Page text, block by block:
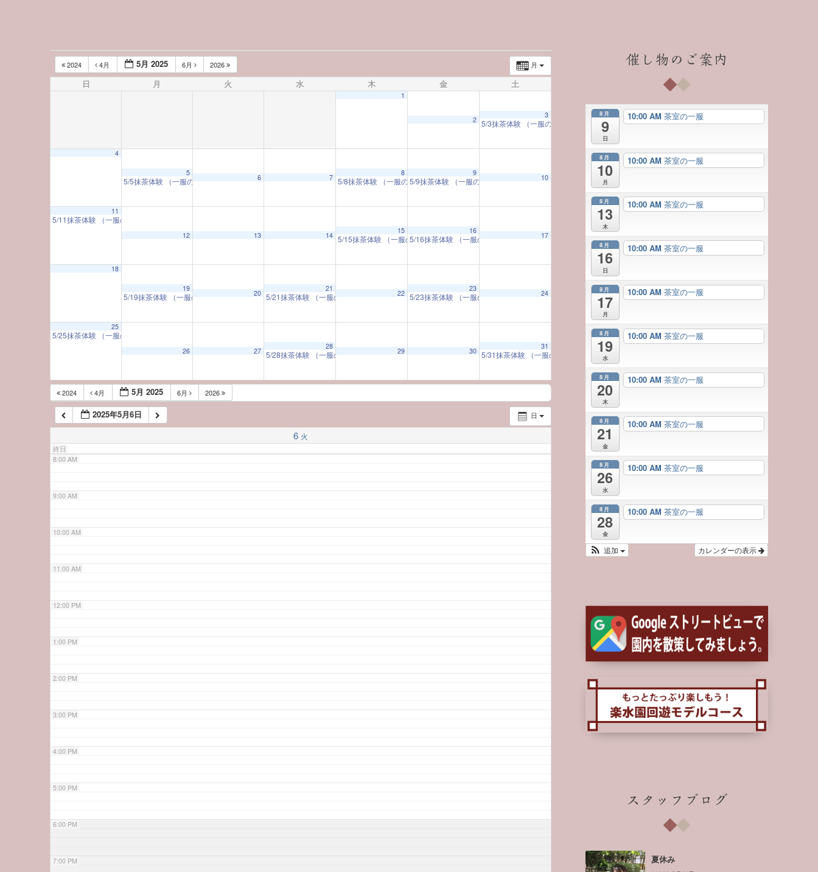
月
2024 4月 5月 2025 6月 2026
日 月 火 水 木 金 土
1
2
3
5/3抹茶体験 （一服のお茶とともに 日本の美に触れる）10:00 AM
4
5
5/5抹茶体験 （一服のお茶とともに 日本の美に触れる） 10:00 AM
6 7
8
5/8抹茶体験 （一服のお茶とともに 日本の美に触れる） 10:00 AM
9
5/9抹茶体験 （一服のお茶とともに 日本の美に触れる） 10:00 AM
10
11
5/11抹茶体験 （一服のお茶とともに 日本の美に触れる）
12
13 14
15
5/15抹茶体験 （一服のお茶とともに 日本の美に触れる） 10:00 AM
16
5/16抹茶体験 （一服のお茶とともに 日本の美に触れる）10:00 AM
17
18
19
5/19抹茶体験 （一服のお茶とともに 日本の美に触れる）10:00 AM
20
21
5/21抹茶体験 （一服のお茶とともに 日本の美に触れる） 10:00 AM
22
23
5/23抹茶体験 （一服のお茶とともに 日本の美に触れる） 10:00 AM
24
25
5/25抹茶体験 （一服のお茶とともに 日本の美に触れる）
26
27
28
5/28抹茶体験 （一服のお茶とともに 日本の美に触れる） 10:00 AM
29 30
31
5/31抹茶体験 （一服のお茶とともに 日本の美に触れる）
2024 4月 5月 2025 6月 2026
日
2025年5月6日
6 火
終日
6:00 AM
7:00 AM
8:00 AM
9:00 AM
10:00 AM
11:00 AM
12:00 PM
1:00 PM
2:00 PM
3:00 PM
4:00 PM
5:00 PM
6:00 PM
7:00 PM
催し物のご案内
8月
9
日
10:00 AM 茶室の一服
8月
10
月
10:00 AM 茶室の一服
8月
13
木
10:00 AM 茶室の一服
8月
16
日
10:00 AM 茶室の一服
8月
17
月
10:00 AM 茶室の一服
8月
19
水
10:00 AM 茶室の一服
8月
20
木
10:00 AM 茶室の一服
8月
21
金
10:00 AM 茶室の一服
8月
26
水
10:00 AM 茶室の一服
8月
28
金
10:00 AM 茶室の一服
カレンダーの表示
追加
スタッフブログ
夏休み